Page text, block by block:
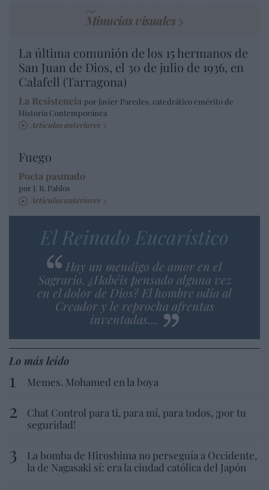
Minucias visuales
La última comunión de los 15 hermanos de
San Juan de Dios, el 30 de julio de 1936, en
Calafell (Tarragona)
La Resistencia por Javier Paredes, catedrático emérito de
Historia Contemporánea
Artículos anteriores
Fuego
Poeta pasmado
por J. R. Pablos
Artículos anteriores
El Reinado Eucarístico
Hay un mendigo de amor en el
Sagrario. ¿Habéis pensado alguna vez
en el dolor de Dios? El hombre odia al
Creador y le reprocha afrentas
inventadas…
Lo más leído
Memes. Mohamed en la boya
Chat Control para ti, para mí, para todos, ¡por tu
seguridad!
La bomba de Hiroshima no perseguía a Occidente,
la de Nagasaki sí: era la ciudad católica del Japón